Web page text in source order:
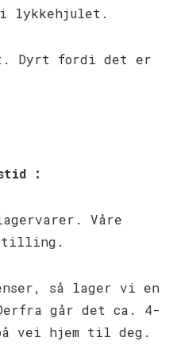
i lykkehjulet.
Dyrt fordi det er
:
Våre
så lager vi en
går det ca. 4-
vei hjem til deg.